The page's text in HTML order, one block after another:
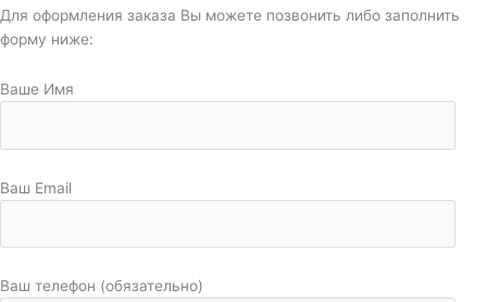
Для оформления заказа Вы можете позвонить либо заполнить
форму ниже:
Ваше Имя
Ваш Email
Ваш телефон (обязательно)